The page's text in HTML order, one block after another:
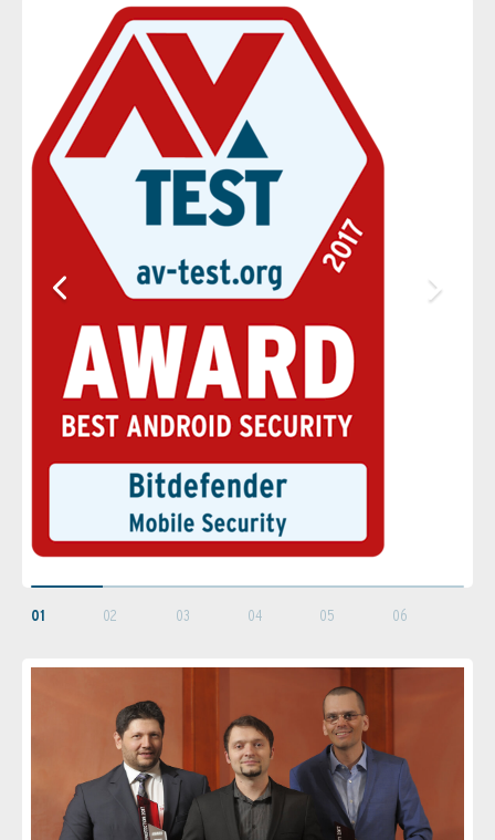
01 02 03 04 05 06